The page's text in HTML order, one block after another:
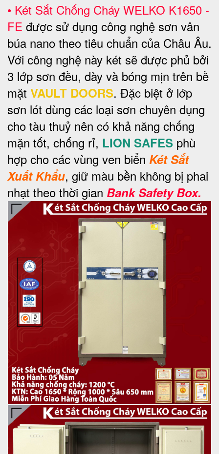
• Két Sắt Chống Cháy WELKO K1650 -
FE được sử dụng công nghệ sơn vân
búa nano theo tiêu chuẩn của Châu Âu.
Với công nghệ này két sẽ được phủ bởi
3 lớp sơn đều, dày và bóng mịn trên bề
mặt VAULT DOORS. Đặc biệt ở lớp
sơn lót dùng các loại sơn chuyên dụng
cho tàu thuỷ nên có khả năng chống
mặn tốt, chống rỉ, LION SAFES phù
hợp cho các vùng ven biển Két Sắt
Xuất Khẩu, giữ màu bền không bị phai
nhạt theo thời gian Bank Safety Box.